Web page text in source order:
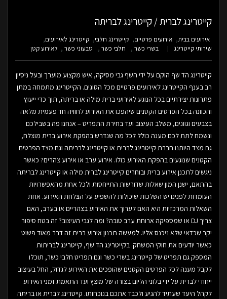
קייטרינג לברית / קייטרינג לבריתה
אירועים בבית אירועים פרטיים קייטרינג חלבי
קייטרינג לאירועים
שירותי קייטרינג
בשרי כשר חלבי כשר טבעוני כשר לאירוע קטן
קייטרינג הד שף הוקם על ידי השף גבי מסיקה, איש מקצוע מוערך ובעל ניסיון
רב בענף הקייטרינג לאירועים פרטיים מכל הסוגים. הקייטרינג מתמחה במתן
פתרונות יצירתיים בכל הנוגע לאירועי ברית מילה או בריתה, תוך כדי ייעוץ
והכוונה בכל הפרטים הקטנים שיהפכו את האירוע לחוויה חד פעמית מלאה
בצבעים וגוונים, משלב העיצוב ועד בחירת התפריט – אנחנו פה בשבילכם
ונשמח לתת לכם מענה כולל לכל מה שנדרש בהפקת אירוע ברית מוצלח,
גם מצד היותנו חברת קייטרינג לברית או קייטרינג לבריתה וגם מצד הפרטים
הקטנים שנוגעים בהפקת האירוע כולו. אירוע ערב או אירוע צהרים? כאשר
ניגשים לתכנן אירוע ברית ובוחרים קייטרינג לברית מילה או קייטרינג לבריתה
בהתאם, ישנן המון שאלות שדורשות התייחסות ולכל אחת מהאפשרויות
העומדות לפנינו יש השלכות שיכולות להשפיע על הצלחת האירוע. אחת
השאלות המרכזיות היא האם לערוך את האירוע בצהריים או בערב, האם
צריך DJ או שמספיקה ארוחת ערב טובה? ומה לגבי העיצוב? זה בטח סיפור
יקר שכדאי שלא ניכנס אליו. למעשה תכנון אירוע ברית זה דבר מאוד פשוט
כאשר יודעים את חוקי המשחק. בקייטרינג הד שף, קייטרינג לבריתות
המספק גם תפריט של קייטרינג בשרי כשר וגם תפריט חלבי כשר, תוכלו
לקבל מענה לכל הפרטים הקטנים שהופכים את האירוע לגדול, החל בעיצוב
ייחודי לברית על ידי בלוני הליום בצורה של מוצץ ועד התאמת זמני האירוע
לקהל היעד שעתיד להגיע ולכבד אתכם בנוכחותו. קייטרינג לברית או בריתה